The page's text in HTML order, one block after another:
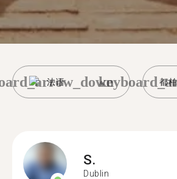
法语 都
S.
Dublin